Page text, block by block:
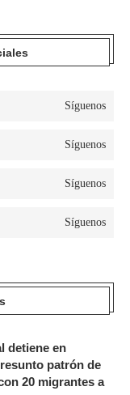
Síguenos
Síguenos
Síguenos
Síguenos
detiene en
patrón de
20 migrantes a